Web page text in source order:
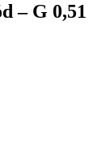
– G 0,51